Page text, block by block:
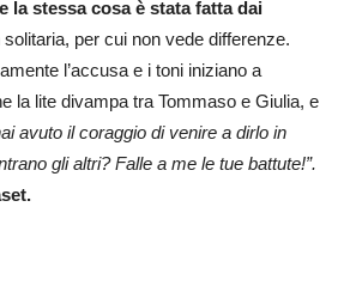
la stessa cosa è stata fatta dai
solitaria, per cui non vede differenze.
l’accusa e i toni iniziano a
la lite divampa tra Tommaso e Giulia, e
avuto il coraggio di venire a dirlo in
gli altri? Falle a me le tue battute!”.